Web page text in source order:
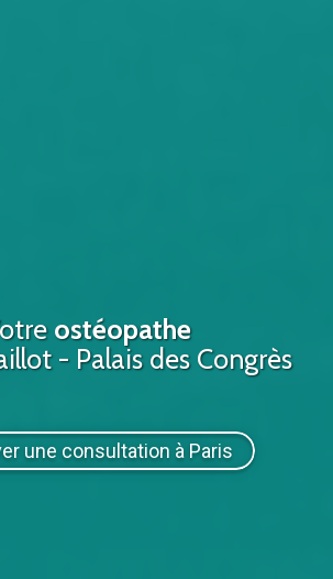
ostéopathe
- Palais des Congrès
une consultation à Paris